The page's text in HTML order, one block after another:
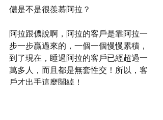
儂是不是很羨慕阿拉？
阿拉跟儂說啊，阿拉的客戶是靠阿拉一
步一步贏過來的，一個一個慢慢累積，
到了現在，睡過阿拉的客戶已經超過一
萬多人，而且都是無套性交！所以，客
戶才出手這麼闊綽！